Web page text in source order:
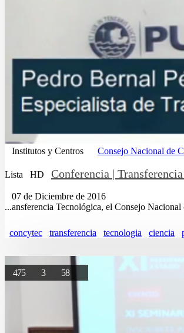
Institutos y Centros Consejo Nacional de
Lista HD Conferencia |
07 de Diciembre de 2016
...ansferencia Tecnológica, el Consejo
concytec transferencia tecnologia ciencia
475 3 58